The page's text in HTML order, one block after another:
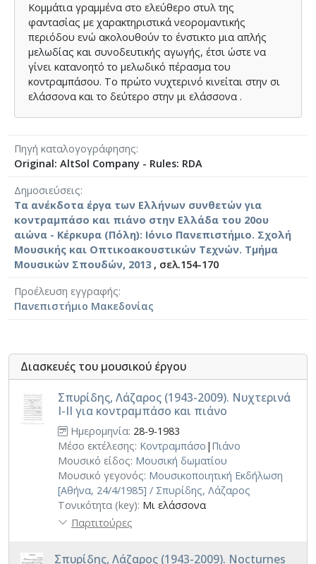
Κομμάτια γραμμένα στο ελεύθερο στυλ της
φαντασίας με χαρακτηριστικά νεορομαντικής
περιόδου ενώ ακολουθούν το ένστικτο μια απλής
μελωδίας και συνοδευτικής αγωγής, έτσι ώστε να
γίνει κατανοητό το μελωδικό πέρασμα του
κοντραμπάσου. Το πρώτο νυχτερινό κινείται στην σι
ελάσσονα και το δεύτερο στην μι ελάσσονα .
Πηγή καταλογογράφησης
Original: AltSol Company - Rules: RDA
Δημοσιεύσεις
Τα ανέκδοτα έργα των Ελλήνων συνθετών για
κοντραμπάσο και πιάνο στην Ελλάδα του 20ου
αιώνα - Κέρκυρα (Πόλη): Ιόνιο Πανεπιστήμιο. Σχολή
Μουσικής και Οπτικοακουστικών Τεχνών. Τμήμα
Μουσικών Σπουδών, 2013 , σελ.154-170
Προέλευση εγγραφής
Πανεπιστήμιο Μακεδονίας
Διασκευές του μουσικού έργου
Σπυρίδης, Λάζαρος (1943-2009). Νυχτερινά
Ι-ΙΙ για κοντραμπάσο και πιάνο
Ημερομηνία: 28-9-1983
Μέσο εκτέλεσης: Κοντραμπάσο | Πιάνο
Μουσικό είδος: Μουσική δωματίου
Μουσικό γεγονός: Μουσικοποιητική Εκδήλωση
[Αθήνα, 24/4/1985] / Σπυρίδης, Λάζαρος
Τονικότητα (key): Μι ελάσσονα
Παρτιτούρες
Σπυρίδης, Λάζαρος (1943-2009). Nocturnes